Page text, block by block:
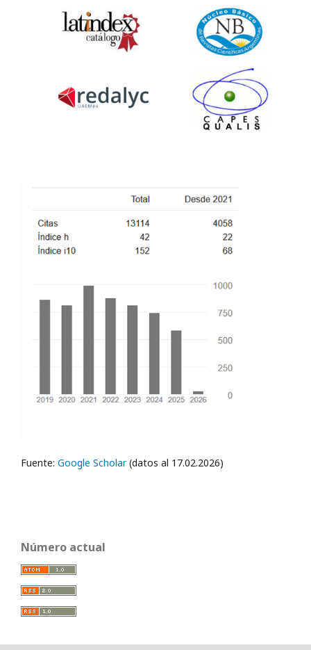
Fuente: Google Scholar(datos al 17.02.2026)
Número actual